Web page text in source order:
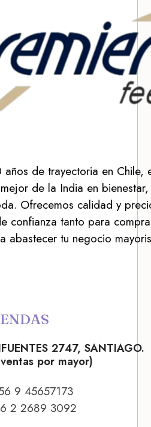
de trayectoria en Chile,
de la India en
Ofrecemos calidad y
confianza tanto para
abastecer tu negocio
2747, SANTIAGO.
por mayor)
9 45657173
2 2689 3092